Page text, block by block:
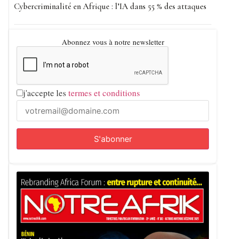
Cybercriminalité en Afrique : l’IA dans 55 % des attaques
Abonnez vous à notre newsletter
j'accepte les termes et conditions